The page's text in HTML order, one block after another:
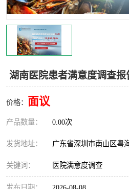
湖南医院患者满意度调查
价格： 面议
产品数量： 0.00次
发货地址： 广东省深圳市南山区粤
关键词： 医院满意度调查